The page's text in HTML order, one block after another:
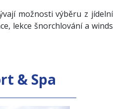
možnosti výběru z
lekce šnorchlování a
& Spa